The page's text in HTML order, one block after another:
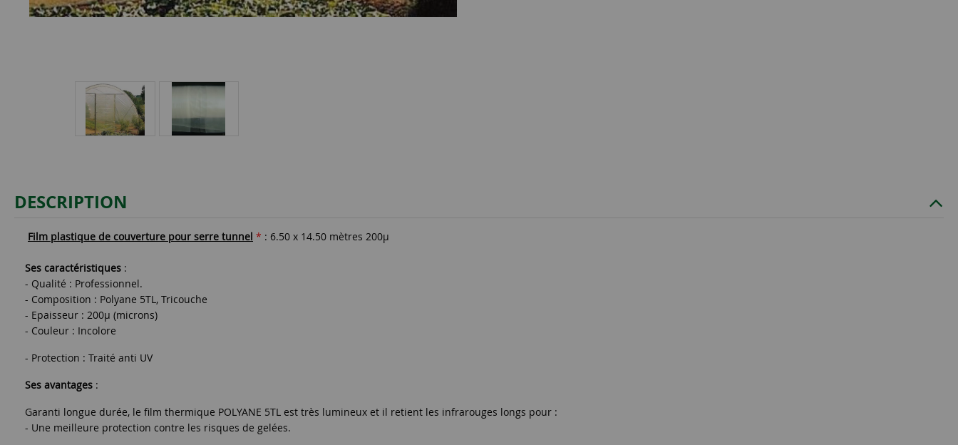
DESCRIPTION
Film plastique de couverture pour serre tunnel * : 6.50 x 14.50 mètres 200µ
Ses caractéristiques :
- Qualité : Professionnel.
- Composition : Polyane 5TL, Tricouche
- Epaisseur : 200µ (microns)
- Couleur : Incolore
- Protection : Traité anti UV
Ses avantages :
Garanti longue durée, le film thermique POLYANE 5TL est très lumineux et il retient les infrarouges longs pour :
- Une meilleure protection contre les risques de gelées.